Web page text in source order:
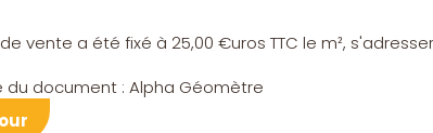
vente a été fixé à 25,00 €uros TTC le m²,
du document : Alpha Géomètre